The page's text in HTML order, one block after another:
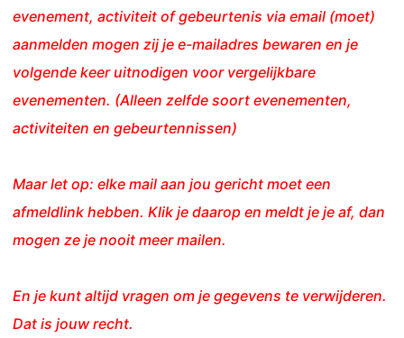
evenement, activiteit of gebeurtenis via email (moet)
aanmelden mogen zij je e-mailadres bewaren en je
volgende keer uitnodigen voor vergelijkbare
evenementen. (Alleen zelfde soort evenementen,
activiteiten en gebeurtennissen)
Maar let op: elke mail aan jou gericht moet een
afmeldlink hebben. Klik je daarop en meldt je je af, dan
mogen ze je nooit meer mailen.
En je kunt altijd vragen om je gegevens te verwijderen.
Dat is jouw recht.